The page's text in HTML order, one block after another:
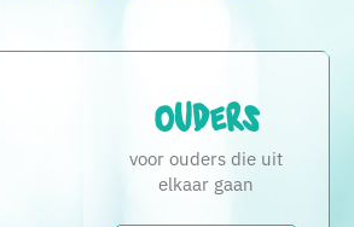
Ouders
voor ouders die uit
elkaar gaan